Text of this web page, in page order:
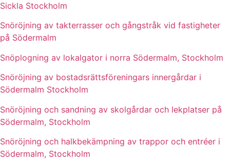
Sickla Stockholm
Snöröjning av takterrasser och gångstråk vid fastigheter
på Södermalm
Snöplogning av lokalgator i norra Södermalm, Stockholm
Snöröjning av bostadsrättsföreningars innergårdar i
Södermalm Stockholm
Snöröjning och sandning av skolgårdar och lekplatser på
Södermalm, Stockholm
Snöröjning och halkbekämpning av trappor och entréer i
Södermalm, Stockholm